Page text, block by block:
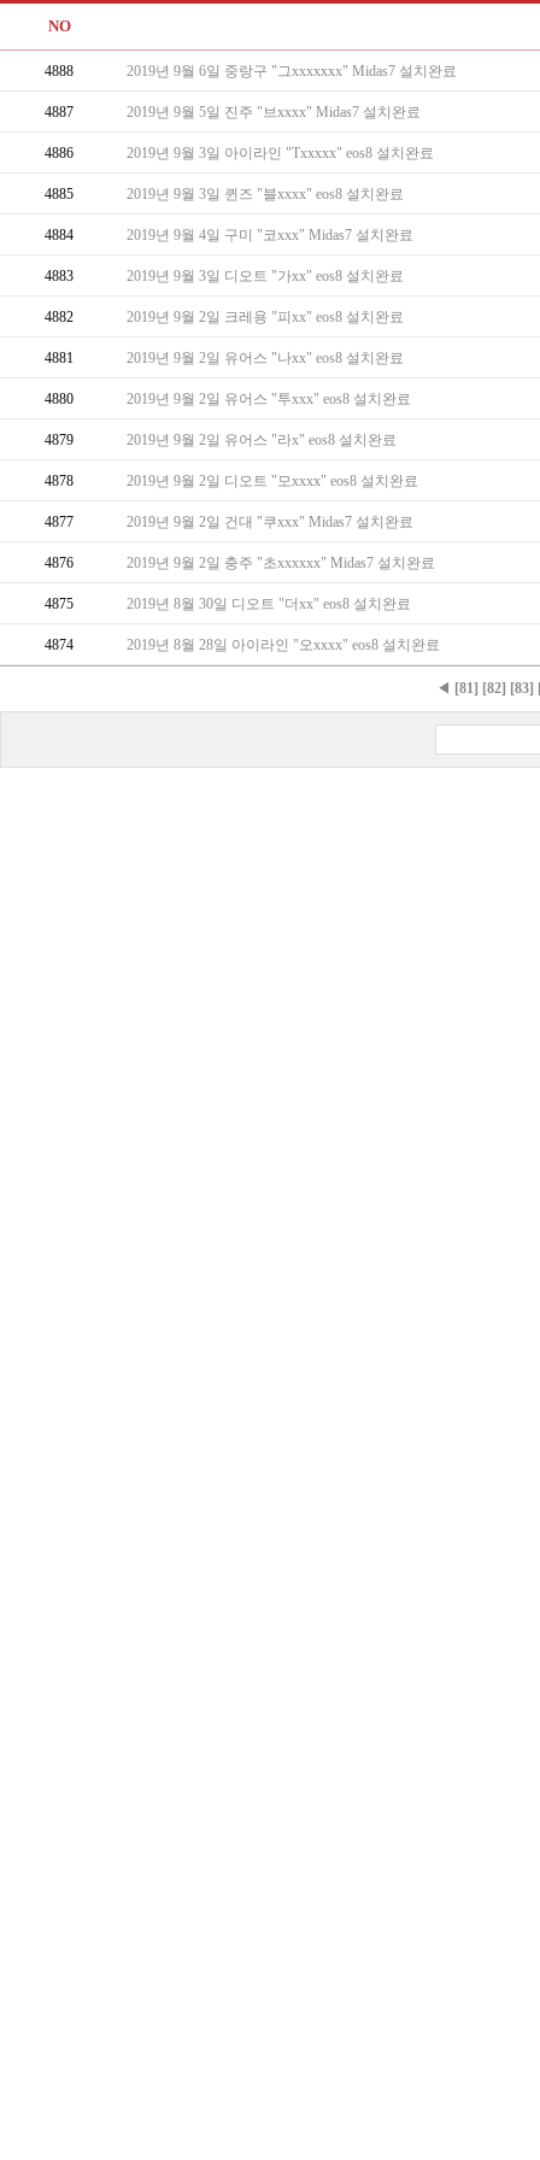
NO
4888 2019년 9월 6일 중랑구 "그xxxxxxx" Midas7 설치완료
4887 2019년 9월 5일 진주 "브xxxx" Midas7 설치완료
4886 2019년 9월 3일 아이라인 "Txxxxx" eos8 설치완료
4885 2019년 9월 3일 퀸즈 "블xxxx" eos8 설치완료
4884 2019년 9월 4일 구미 "코xxx" Midas7 설치완료
4883 2019년 9월 3일 디오트 "가xx" eos8 설치완료
4882 2019년 9월 2일 크레용 "피xx" eos8 설치완료
4881 2019년 9월 2일 유어스 "나xx" eos8 설치완료
4880 2019년 9월 2일 유어스 "투xxx" eos8 설치완료
4879 2019년 9월 2일 유어스 "라x" eos8 설치완료
4878 2019년 9월 2일 디오트 "모xxxx" eos8 설치완료
4877 2019년 9월 2일 건대 "쿠xxx" Midas7 설치완료
4876 2019년 9월 2일 충주 "초xxxxxx" Midas7 설치완료
4875 2019년 8월 30일 디오트 "더xx" eos8 설치완료
4874 2019년 8월 28일 아이라인 "오xxxx" eos8 설치완료
◀ [81] [82] [83]